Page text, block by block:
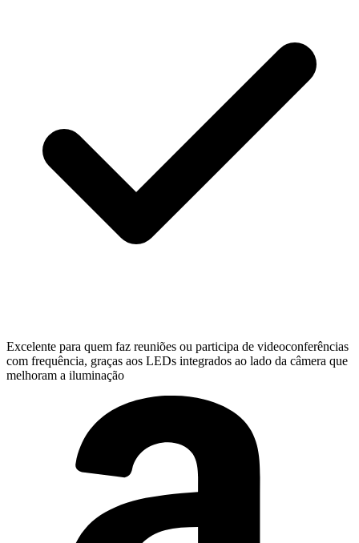
Excelente para quem faz reuniões ou participa de videoconferências
com frequência, graças aos LEDs integrados ao lado da câmera que
melhoram a iluminação